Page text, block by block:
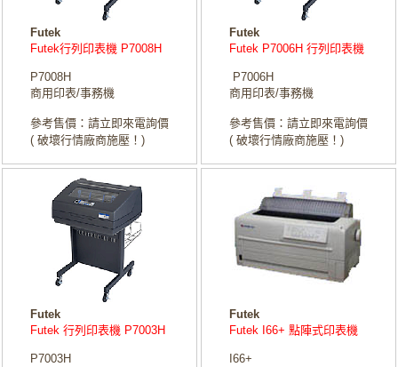
Futek
Futek行列印表機 P7008H
P7008H
商用印表/事務機
參考售價：請立即來電詢價
( 破壞行情廠商施壓！)
Futek
Futek P7006H 行列印表機
P7006H
商用印表/事務機
參考售價：請立即來電詢價
( 破壞行情廠商施壓！)
Futek
Futek 行列印表機 P7003H
P7003H
Futek
Futek I66+ 點陣式印表機
I66+